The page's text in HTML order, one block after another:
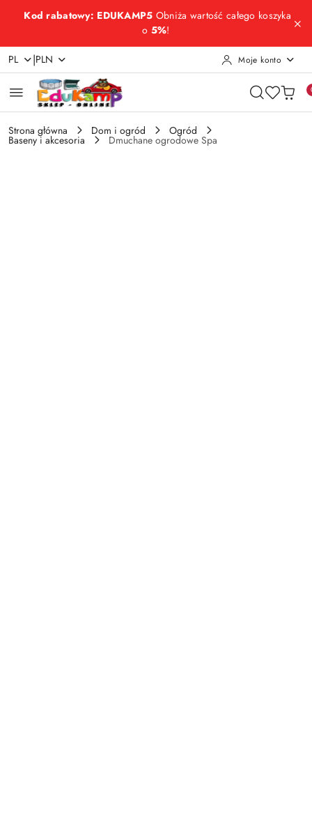
Przejdź do treści głównej
Przejdź do wyszukiwarki
Przejdź do moje konto
Przejdź do menu głównego
Przejdź do opisu produktu
Przejdź do stopki
Kod rabatowy: EDUKAMP5 Obniża wartość całego koszyka
o 5%!
PL |PLN Moje konto
Strona główna Dom i ogród Ogród
Baseny i akcesoria Dmuchane ogrodowe Spa